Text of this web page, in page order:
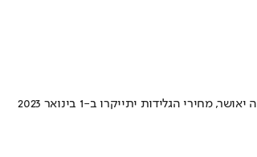
הגלידות יתייקרו ב-1 בינואר 2023